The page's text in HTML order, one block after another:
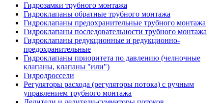
Гидрозамки трубного монтажа
Гидроклапаны обратные трубного монтажа
Гидроклапаны предохранительные трубного монтажа
Гидроклапаны последовательности трубного монтажа
Гидроклапаны редукционные и редукционно-
предохранительные
Гидроклапаны приоритета по давлению (челночные
клапаны, клапаны "или")
Гидродроссели
Регуляторы расхода (регуляторы потока) с ручным
управлением трубного монтажа